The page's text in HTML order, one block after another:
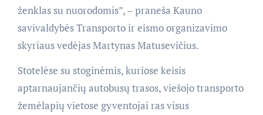
ženklas su nuorodomis”, – praneša Kauno
savivaldybės Transporto ir eismo organizavimo
skyriaus vedėjas Martynas Matusevičius.
Stotelėse su stoginėmis, kuriose keisis
aptarnaujančių autobusų trasos, viešojo transporto
žemėlapių vietose gyventojai ras visus